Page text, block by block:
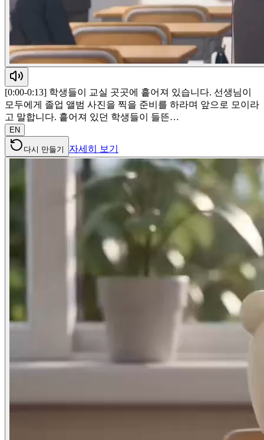
[0:00-0:13] 학생들이 교실 곳곳에 흩어져 있습니다. 선생님이
모두에게 졸업 앨범 사진을 찍을 준비를 하라며 앞으로 모이라
고 말합니다. 흩어져 있던 학생들이 들뜬…
EN
다시 만들기 자세히 보기